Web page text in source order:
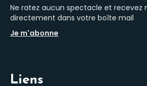
Ne ratez aucun spectacle et recevez
directement dans votre boîte mail
Je m'abonne
Liens